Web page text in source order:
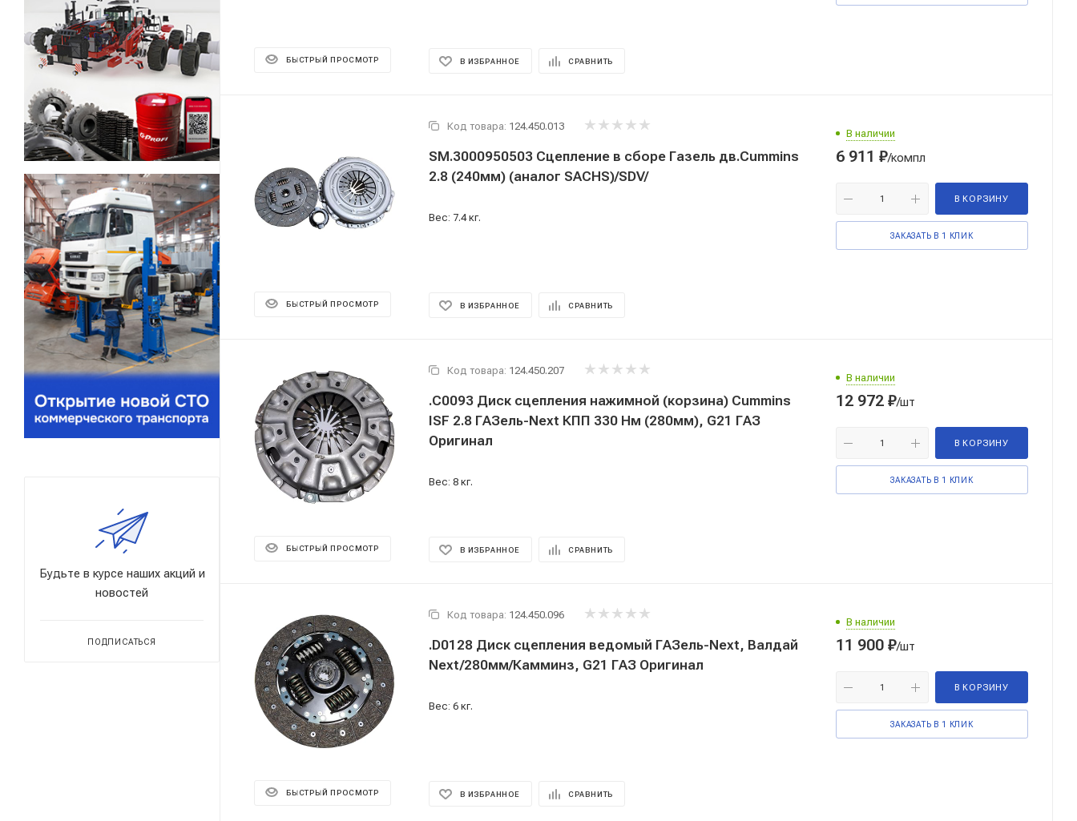
БЫСТРЫЙ ПРОСМОТР В ИЗБРАННОЕ СРАВНИТЬ
БЫСТРЫЙ ПРОСМОТР
Код товара: 124.450.013
SM.3000950503 Сцепление в сборе Газель дв.Cummins
2.8 (240мм) (аналог SACHS)/SDV/
Вес: 7.4 кг.
В ИЗБРАННОЕ СРАВНИТЬ
В наличии
6 911 ₽/компл
В КОРЗИНУ
ЗАКАЗАТЬ В 1 КЛИК
БЫСТРЫЙ ПРОСМОТР
Код товара: 124.450.207
.С0093 Диск сцепления нажимной (корзина) Cummins
ISF 2.8 ГАЗель-Next КПП 330 Нм (280мм), G21 ГАЗ
Оригинал
Вес: 8 кг.
В ИЗБРАННОЕ СРАВНИТЬ
В наличии
12 972 ₽/шт
В КОРЗИНУ
ЗАКАЗАТЬ В 1 КЛИК
БЫСТРЫЙ ПРОСМОТР
Код товара: 124.450.096
.D0128 Диск сцепления ведомый ГАЗель-Next, Валдай
Next/280мм/Камминз, G21 ГАЗ Оригинал
Вес: 6 кг.
В ИЗБРАННОЕ СРАВНИТЬ
В наличии
11 900 ₽/шт
В КОРЗИНУ
ЗАКАЗАТЬ В 1 КЛИК
Будьте в курсе наших акций и
новостей
ПОДПИСАТЬСЯ